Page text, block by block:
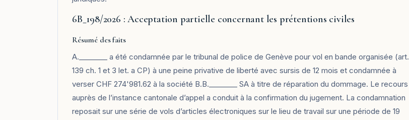
6B_198/2026 : Acceptation partielle concernant les prétentions civiles
Résumé des faits
A.________ a été condamnée par le tribunal de police de Genève pour vol en bande organisée (art.
139 ch. 1 et 3 let. a CP) à une peine privative de liberté avec sursis de 12 mois et condamnée à
verser CHF 274'981.62 à la société B.B.________ SA à titre de réparation du dommage. Le recours
auprès de l’instance cantonale d’appel a conduit à la confirmation du jugement. La condamnation
reposait sur une série de vols d’articles électroniques sur le lieu de travail sur une période de 19